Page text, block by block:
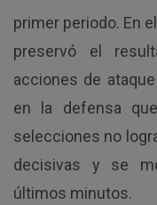
primer periodo. En
preservó el
acciones de
en la defensa
selecciones no
decisivas y se
últimos minutos.